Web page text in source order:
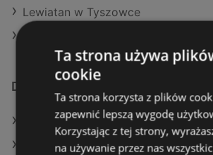
Lewiatan w Tyszowce
Dodatkowe łącza
Oferty POLOmarket
Oferty Stokrotka
Ta strona używa
cookie
Ta strona korzysta z plików
zapewnić lepszą wygodę
Korzystając z tej strony,
na używanie przez nas